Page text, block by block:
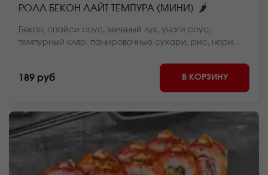
РОЛЛ БЕКОН ЛАЙТ ТЕМПУРА (МИНИ) 🌶
Бекон, спайси соус, зеленый лук, унаги соус,
темпурный кляр, панировочные сухари, рис, нори
189 руб В КОРЗИНУ